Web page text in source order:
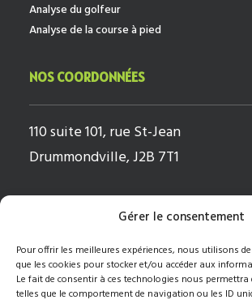
Gérer le consentement
Pour offrir les meilleures expériences, nous utilisons
que les cookies pour stocker et/ou accéder aux
Le fait de consentir à ces technologies nous permettra
telles que le comportement de navigation ou les ID
Analyse du golfeur
Analyse de la course à pied
NOS COORDONNÉES
110 suite 101, rue St-Jean
Drummondville, J2B 7T1
Mercredi8h-18h
Jeudi8h-17h